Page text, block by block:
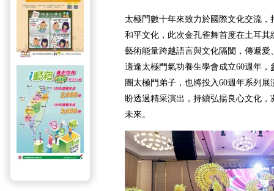
太極門數十年來致力於國際文化交流
和平文化，此次金孔雀舞首度在土耳
藝術能量跨越語言與文化隔閡，傳遞
適逢太極門氣功養生學會成立60週年，
團太極門弟子，也將投入60週年系列展
盼透過精采演出，持續弘揚良心文化
未來。